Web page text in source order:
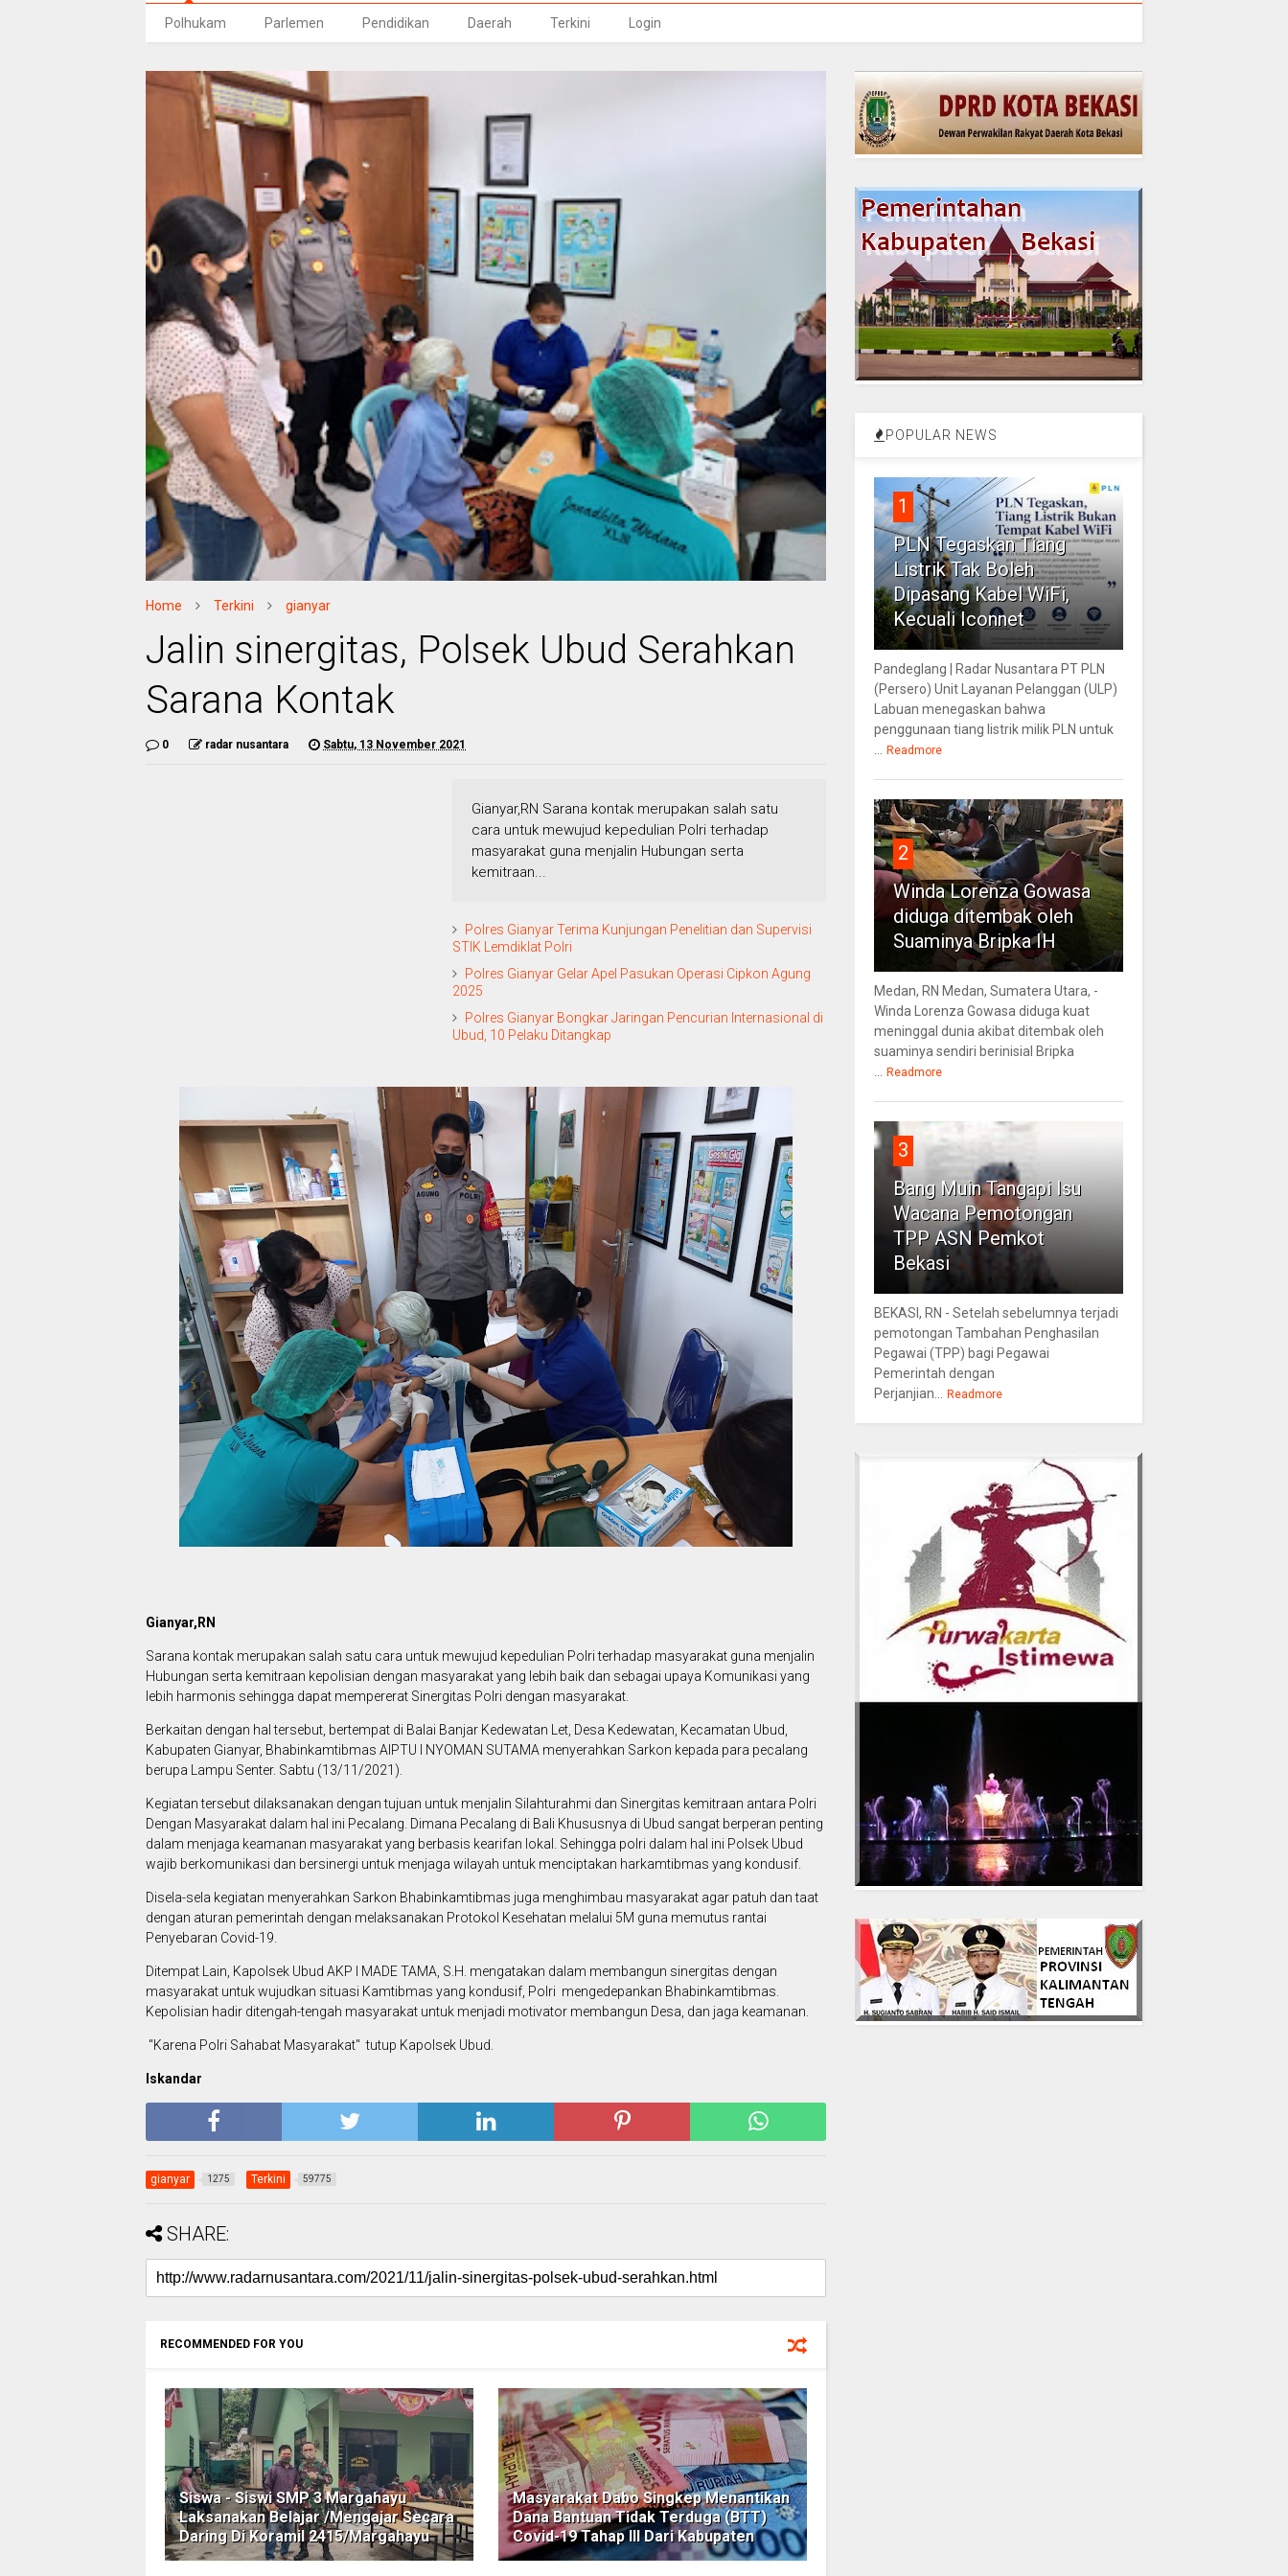
Polhukam Parlemen Pendidikan Daerah Terkini Login
Home Terkini gianyar
Jalin sinergitas, Polsek Ubud Serahkan
Sarana Kontak
0 radar nusantara Sabtu, 13 November 2021
Gianyar,RN Sarana kontak merupakan salah satu
cara untuk mewujud kepedulian Polri terhadap
masyarakat guna menjalin Hubungan serta
kemitraan...
Polres Gianyar Terima Kunjungan Penelitian dan Supervisi
STIK Lemdiklat Polri
Polres Gianyar Gelar Apel Pasukan Operasi Cipkon Agung
2025
Polres Gianyar Bongkar Jaringan Pencurian Internasional di
Ubud, 10 Pelaku Ditangkap
Gianyar,RN
Sarana kontak merupakan salah satu cara untuk mewujud kepedulian Polri terhadap masyarakat guna menjalin
Hubungan serta kemitraan kepolisian dengan masyarakat yang lebih baik dan sebagai upaya Komunikasi yang
lebih harmonis sehingga dapat mempererat Sinergitas Polri dengan masyarakat.
Berkaitan dengan hal tersebut, bertempat di Balai Banjar Kedewatan Let, Desa Kedewatan, Kecamatan Ubud,
Kabupaten Gianyar, Bhabinkamtibmas AIPTU I NYOMAN SUTAMA menyerahkan Sarkon kepada para pecalang
berupa Lampu Senter. Sabtu (13/11/2021).
Kegiatan tersebut dilaksanakan dengan tujuan untuk menjalin Silahturahmi dan Sinergitas kemitraan antara Polri
Dengan Masyarakat dalam hal ini Pecalang. Dimana Pecalang di Bali Khususnya di Ubud sangat berperan penting
dalam menjaga keamanan masyarakat yang berbasis kearifan lokal. Sehingga polri dalam hal ini Polsek Ubud
wajib berkomunikasi dan bersinergi untuk menjaga wilayah untuk menciptakan harkamtibmas yang kondusif.
Disela-sela kegiatan menyerahkan Sarkon Bhabinkamtibmas juga menghimbau masyarakat agar patuh dan taat
dengan aturan pemerintah dengan melaksanakan Protokol Kesehatan melalui 5M guna memutus rantai
Penyebaran Covid-19.
Ditempat Lain, Kapolsek Ubud AKP I MADE TAMA, S.H. mengatakan dalam membangun sinergitas dengan
masyarakat untuk wujudkan situasi Kamtibmas yang kondusif, Polri mengedepankan Bhabinkamtibmas.
Kepolisian hadir ditengah-tengah masyarakat untuk menjadi motivator membangun Desa, dan jaga keamanan.
"Karena Polri Sahabat Masyarakat" tutup Kapolsek Ubud.
Iskandar
gianyar 1275 Terkini 59775
SHARE:
RECOMMENDED FOR YOU
Siswa - Siswi SMP 3 Margahayu
Laksanakan Belajar /Mengajar Secara
Daring Di Koramil 2415/Margahayu
Masyarakat Dabo Singkep Menantikan
Dana Bantuan Tidak Terduga (BTT)
Covid-19 Tahap III Dari Kabupaten
POPULAR NEWS
1
PLN Tegaskan Tiang
Listrik Tak Boleh
Dipasang Kabel WiFi,
Kecuali Iconnet
Pandeglang | Radar Nusantara PT PLN
(Persero) Unit Layanan Pelanggan (ULP)
Labuan menegaskan bahwa
penggunaan tiang listrik milik PLN untuk
Readmore
2
Winda Lorenza Gowasa
diduga ditembak oleh
Suaminya Bripka IH
Medan, RN Medan, Sumatera Utara, -
Winda Lorenza Gowasa diduga kuat
meninggal dunia akibat ditembak oleh
suaminya sendiri berinisial Bripka
Readmore
3
Bang Muin Tangapi Isu
Wacana Pemotongan
TPP ASN Pemkot
Bekasi
BEKASI, RN - Setelah sebelumnya terjadi
pemotongan Tambahan Penghasilan
Pegawai (TPP) bagi Pegawai
Pemerintah dengan
Perjanjian...
Readmore